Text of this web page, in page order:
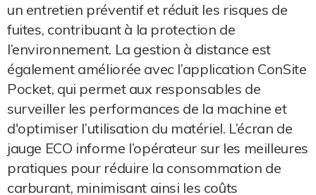
un entretien préventif et réduit les risques de
fuites, contribuant à la protection de
l’environnement. La gestion à distance est
également améliorée avec l’application ConSite
Pocket, qui permet aux responsables de
surveiller les performances de la machine et
d'optimiser l’utilisation du matériel. L’écran de
jauge ECO informe l’opérateur sur les meilleures
pratiques pour réduire la consommation de
carburant, minimisant ainsi les coûts